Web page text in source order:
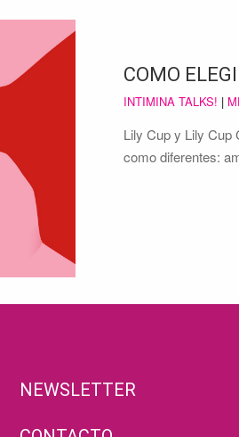
COMO
INTIMINA TALKS! |
Lily Cup y Lily Cup
como diferentes:
NEWSLETTER